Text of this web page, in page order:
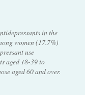
in the
women (17.7%)
use
aged 18-39 to
aged 60 and over.